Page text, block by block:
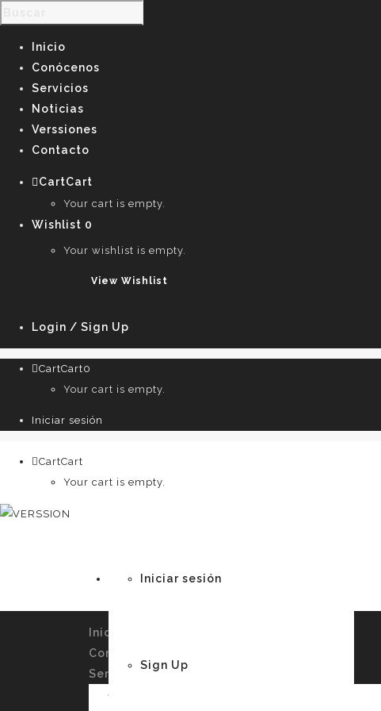
Inicio
Conócenos
Servicios
Noticias
Verssiones
Contacto
CartCart
Your cart is empty.
Wishlist 0
Your wishlist is empty.
View Wishlist
Login / Sign Up
CartCart0
Your cart is empty.
Iniciar sesión
CartCart
Your cart is empty.
Iniciar sesión
Sign Up
Inicio
Conócenos
Servicios